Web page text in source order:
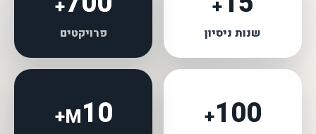
+
שנות ניסיון
+
פרויקטים
100
+
10
M+